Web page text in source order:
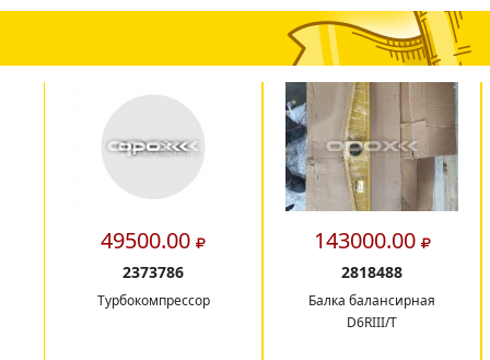
49500.00
2373786
Турбокомпрессор
143000.00
2818488
Балка балансирная
D6RIII/T